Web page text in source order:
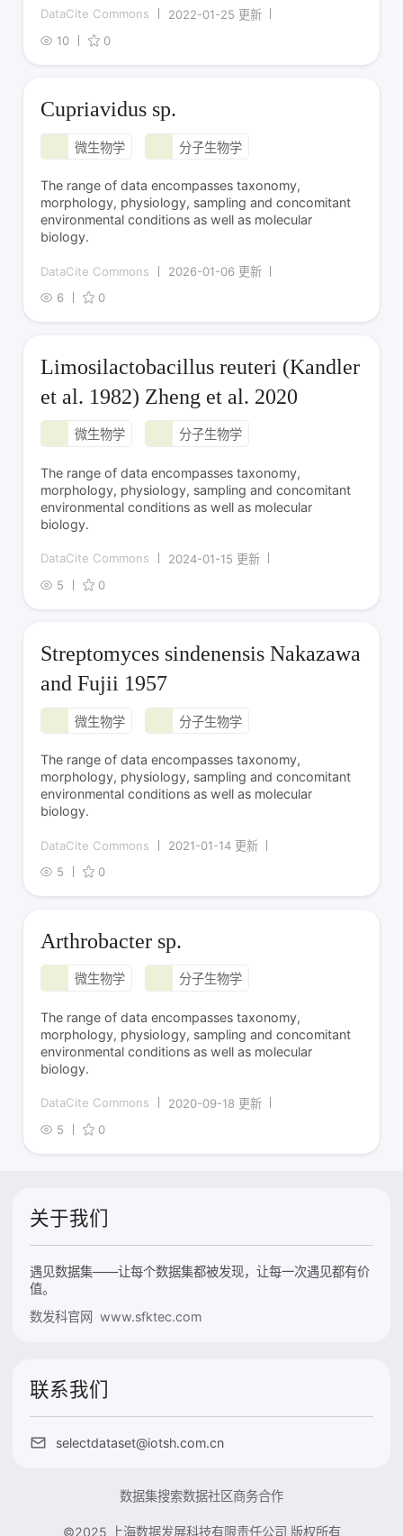
DataCite Commons
2022-01-25 更新
10
0
Cupriavidus sp.
微生物学 分子生物学
The range of data encompasses taxonomy,
morphology, physiology, sampling and concomitant
environmental conditions as well as molecular
biology.
DataCite Commons
2026-01-06 更新
6
0
Limosilactobacillus reuteri (Kandler
et al. 1982) Zheng et al. 2020
微生物学 分子生物学
The range of data encompasses taxonomy,
morphology, physiology, sampling and concomitant
environmental conditions as well as molecular
biology.
DataCite Commons
2024-01-15 更新
5
0
Streptomyces sindenensis Nakazawa
and Fujii 1957
微生物学 分子生物学
The range of data encompasses taxonomy,
morphology, physiology, sampling and concomitant
environmental conditions as well as molecular
biology.
DataCite Commons
2021-01-14 更新
5
0
Arthrobacter sp.
微生物学 分子生物学
The range of data encompasses taxonomy,
morphology, physiology, sampling and concomitant
environmental conditions as well as molecular
biology.
DataCite Commons
2020-09-18 更新
5
0
关于我们
遇见数据集——让每个数据集都被发现，让每一次遇见都有价
值。
数发科官网 www.sfktec.com
联系我们
selectdataset@iotsh.com.cn
数据集搜索数据社区商务合作
©2025 上海数据发展科技有限责任公司 版权所有